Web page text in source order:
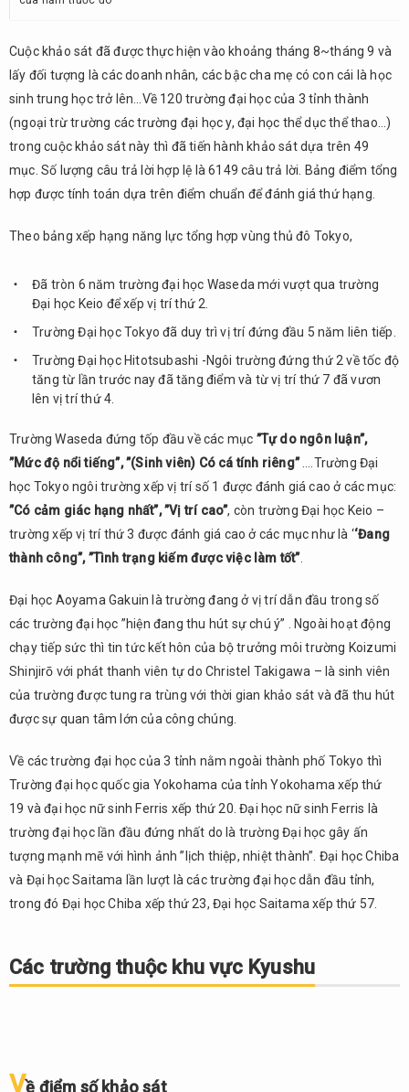
khảo
3.2.
Về dữ
kết
quả
khảo
4.
kết
Cuộc khảo sát đã được thực hiện vào khoảng tháng 8~tháng 9 và
lấy đối tượng là các doanh nhân, các bậc cha mẹ có con cái là học
sinh trung học trở lên…Về 120 trường đại học của 3 tỉnh thành
(ngoại trừ trường các trường đại học y, đại học thể dục thể thao…)
trong cuộc khảo sát này thì đã tiến hành khảo sát dựa trên 49
mục. Số lượng câu trả lời hợp lệ là 6149 câu trả lời. Bảng điểm tổng
hợp được tính toán dựa trên điểm chuẩn để đánh giá thứ hạng.
Theo bảng xếp hạng năng lực tổng hợp vùng thủ đô Tokyo,
Đã tròn 6 năm trường đại học Waseda mới vượt qua trường
Đại học Keio để xếp vị trí thứ 2.
Trường Đại học Tokyo đã duy trì vị trí đứng đầu 5 năm liên tiếp.
Trường Đại học Hitotsubashi -Ngôi trường đứng thứ 2 về tốc độ
tăng từ lần trước nay đã tăng điểm và từ vị trí thứ 7 đã vươn
lên vị trí thứ 4.
Trường Waseda đứng tốp đầu về các mục ”Tự do ngôn luận”,
”Mức độ nổi tiếng”, ”(Sinh viên) Có cá tính riêng”….Trường Đại
học Tokyo ngôi trường xếp vị trí số 1 được đánh giá cao ở các mục:
”Có cảm giác hạng nhất”, ”Vị trí cao”, còn trường Đại học Keio –
trường xếp vị trí thứ 3 được đánh giá cao ở các mục như là ‘‘Đang
thành công”, ”Tình trạng kiếm được việc làm tốt”.
Đại học Aoyama Gakuin là trường đang ở vị trí dẫn đầu trong số
các trường đại học ”hiện đang thu hút sự chú ý” . Ngoài hoạt động
chạy tiếp sức thì tin tức kết hôn của bộ trưởng môi trường Koizumi
Shinjirō với phát thanh viên tự do Christel Takigawa – là sinh viên
của trường được tung ra trùng với thời gian khảo sát và đã thu hút
được sự quan tâm lớn của công chúng.
Về các trường đại học của 3 tỉnh nằm ngoài thành phố Tokyo thì
Trường đại học quốc gia Yokohama của tỉnh Yokohama xếp thứ
19 và đại học nữ sinh Ferris xếp thứ 20. Đại học nữ sinh Ferris là
trường đại học lần đầu đứng nhất do là trường Đại học gây ấn
tượng mạnh mẽ với hình ảnh ”lịch thiệp, nhiệt thành”. Đại học Chiba
và Đại học Saitama lần lượt là các trường đại học dẫn đầu tỉnh,
trong đó Đại học Chiba xếp thứ 23, Đại học Saitama xếp thứ 57.
Các trường thuộc khu vực Kyushu
Về điểm số khảo sát